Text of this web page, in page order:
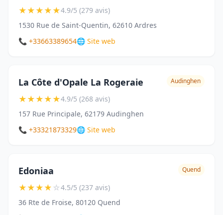
★★★★★4.9/5 (279 avis)
1530 Rue de Saint-Quentin, 62610 Ardres
📞 +33663389654🌐 Site web
La Côte d'Opale La Rogeraie Audinghen
★★★★★4.9/5 (268 avis)
157 Rue Principale, 62179 Audinghen
📞 +33321873329🌐 Site web
Edoniaa Quend
★★★★☆4.5/5 (237 avis)
36 Rte de Froise, 80120 Quend